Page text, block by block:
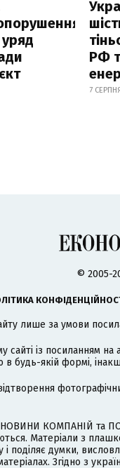
РФ
7
© 2005-
лише за умови
сайті із посиланням на
будь-якій формі,
НОВИНИ КОМПАНІЙ та
Матеріали з
поділяє думки,
Згідно з